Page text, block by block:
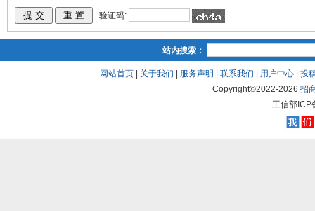
验证码:
站内搜索：
网站首页 关于我们 服务声明 联系我们 用户中心
投
Copyright©2022-2026招
工信部ICP